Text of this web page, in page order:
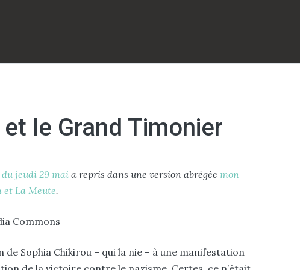
le Grand Timonier
jeudi 29 mai a repris dans une version abrégée mon
et La Meute.
Sophia Chikirou – qui la nie – à une manifestation